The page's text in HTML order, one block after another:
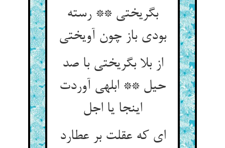
بگریختی ** رسته
بودی باز چون آویختی
از بلا بگریختی با صد
حیل ** ابلهی آوردت
اینجا یا اجل
ای که عقلت بر عطارد